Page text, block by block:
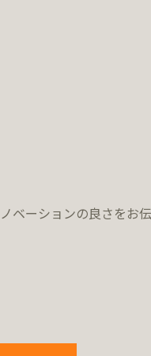
ベーションの良さをお